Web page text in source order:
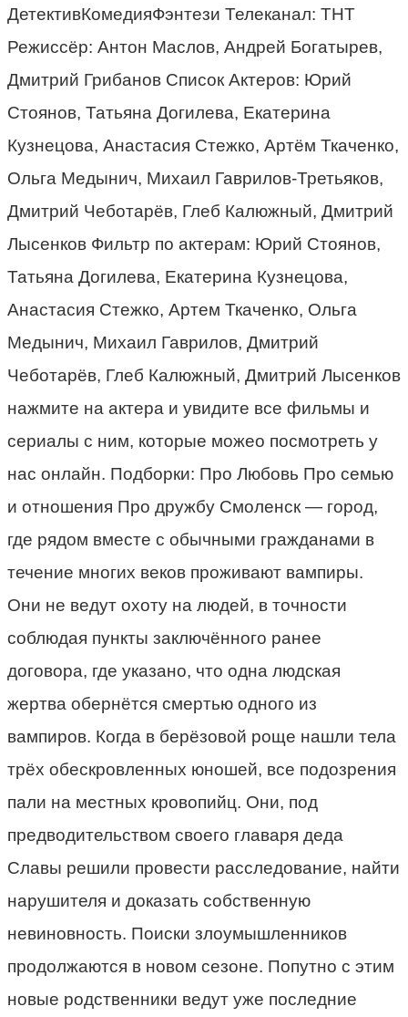
ДетективКомедияФэнтези Телеканал: ТНТ
Режиссёр: Антон Маслов, Андрей Богатырев,
Дмитрий Грибанов Список Актеров: Юрий
Стоянов, Татьяна Догилева, Екатерина
Кузнецова, Анастасия Стежко, Артём Ткаченко,
Ольга Медынич, Михаил Гаврилов-Третьяков,
Дмитрий Чеботарёв, Глеб Калюжный, Дмитрий
Лысенков Фильтр по актерам: Юрий Стоянов,
Татьяна Догилева, Екатерина Кузнецова,
Анастасия Стежко, Артем Ткаченко, Ольга
Медынич, Михаил Гаврилов, Дмитрий
Чеботарёв, Глеб Калюжный, Дмитрий Лысенков
нажмите на актера и увидите все фильмы и
сериалы с ним, которые можео посмотреть у
нас онлайн. Подборки: Про Любовь Про семью
и отношения Про дружбу Смоленск — город,
где рядом вместе с обычными гражданами в
течение многих веков проживают вампиры.
Они не ведут охоту на людей, в точности
соблюдая пункты заключённого ранее
договора, где указано, что одна людская
жертва обернётся смертью одного из
вампиров. Когда в берёзовой роще нашли тела
трёх обескровленных юношей, все подозрения
пали на местных кровопийц. Они, под
предводительством своего главаря деда
Славы решили провести расследование, найти
нарушителя и доказать собственную
невиновность. Поиски злоумышленников
продолжаются в новом сезоне. Попутно с этим
новые родственники ведут уже последние